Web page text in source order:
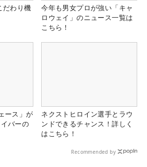
だわり機
今年も男女プロが強い「キャ
ロウェイ」のニュース一覧は
こちら！
ース」が
バーの
ネクストヒロイン選手とラウ
ンドできるチャンス！詳しく
はこちら！
Recommended by